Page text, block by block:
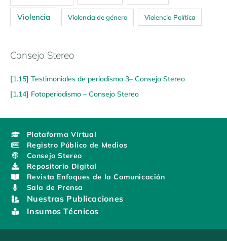
Violencia Violencia de género Violencia Política
Consejo Stereo
[1.15] Testimoniales de periodismo 3– Consejo Stereo
[1.14] Fotoperiodismo – Consejo Stereo
Plataforma Virtual
Registro Público de Medios
Consejo Stereo
Repositorio Digital
Revista Enfoques de la Comunicación
Sala de Prensa
Nuestras Publicaciones
Insumos Técnicos